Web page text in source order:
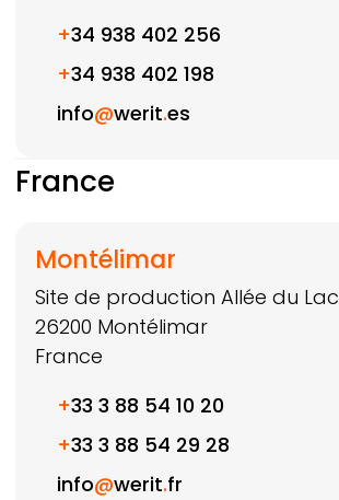
+34 938 402 256
+34 938 402 198
info@werit.es
France
Montélimar
Site de production Allée du Lac
26200 Montélimar
France
+33 3 88 54 10 20
+33 3 88 54 29 28
info@werit.fr